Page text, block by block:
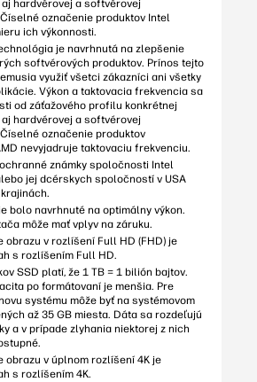
hardvérovej a softvérovej
označenie produktov Intel
ich výkonnosti.
je navrhnutá na zlepšenie
softvérových produktov. Prínos tejto
využiť všetci zákazníci ani všetky
Výkon a taktovacia frekvencia sa
od záťažového profilu konkrétnej
hardvérovej a softvérovej
označenie produktov
nevyjadruje taktovaciu frekvenciu.
známky spoločnosti Intel
jej dcérskych spoločností v USA
bolo navrhnuté na optimálny výkon.
môže mať vplyv na záruku.
obrazu v rozlíšení Full HD (FHD) je
s rozlíšením Full HD.
SSD platí, že 1 TB = 1 bilión bajtov.
po formátovaní je menšia. Pre
systému môže byť na systémovom
až 35 GB miesta. Dáta sa rozdeľujú
a v prípade zlyhania niektorej z nich
obrazu v úplnom rozlíšení 4K je
s rozlíšením 4K.